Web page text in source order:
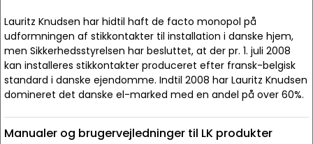
Lauritz Knudsen har hidtil haft de facto monopol på
udformningen af stikkontakter til installation i danske hjem,
men Sikkerhedsstyrelsen har besluttet, at der pr. 1. juli 2008
kan installeres stikkontakter produceret efter fransk-belgisk
standard i danske ejendomme. Indtil 2008 har Lauritz Knudsen
domineret det danske el-marked med en andel på over 60%.
Manualer og brugervejledninger til LK produkter